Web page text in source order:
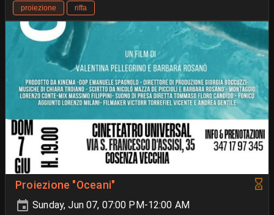
proiezione
riffa
Proiezione "Oceani"
Sunday, Jun 07, 07:00 PM-12:00 AM